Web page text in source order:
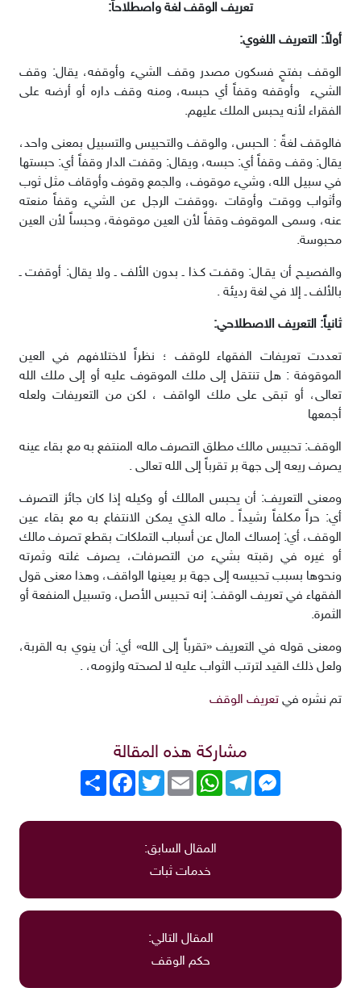
تعريف الوقف لغة واصطلاحاً:
أولاً: التعريف اللغوي:
الوقف بفتحٍ فسكون مصدر وقف الشيء وأوقفه، يقال: وقف
الشيء وأوقفه وقفاً أي حبسه، ومنه وقف داره أو أرضه على
الفقراء لأنه يحبس الملك عليهم.
فالوقف لغةً : الحبس، والوقف والتحبيس والتسبيل بمعنى واحد،
يقال: وقف وقفاً أي: حبسه، ويقال: وقفت الدار وقفاً أي: حبستها
في سبيل الله، وشيء موقوف، والجمع وقوف وأوقاف مثل ثوب
وأثواب ووقت وأوقات ،ووقفت الرجل عن الشيء وقفاً منعته
عنه، وسمى الموقوف وقفاً لأن العين موقوفة، وحبساً لأن العين
محبوسة.
والفصيـح أن يقـال: وقفـت كـذا ـ بدون الألف ـ ولا يقال: أوقفت ـ
بالألف ـ إلا في لغة رديئة .
ثانياً: التعريف الاصطلاحي:
تعددت تعريفات الفقهاء للوقف ؛ نظراً لاختلافهم في العين
الموقوفة : هل تنتقل إلى ملك الموقوف عليه أو إلى ملك الله
تعالى، أو تبقى على ملك الواقف ، لكن من التعريفات ولعله
أجمعها
الوقف: تحبيس مالك مطلق التصرف ماله المنتفع به مع بقاء عينه
يصرف ريعه إلى جهة بر تقرباً إلى الله تعالى .
ومعنى التعريف: أن يحبس المالك أو وكيله إذا كان جائز التصرف
أي: حراً مكلفاً رشيداً ـ ماله الذي يمكن الانتفاع به مع بقاء عين
الوقف، أي: إمساك المال عن أسباب التملكات بقطع تصرف مالك
أو غيره في رقبته بشيء من التصرفات، يصرف غلته وثمرته
ونحوها بسبب تحبيسه إلى جهة بر يعينها الواقف، وهذا معنى قول
الفقهاء في تعريف الوقف: إنه تحبيس الأصل، وتسبيل المنفعة أو
الثمرة.
ومعنى قوله في التعريف «تقرباً إلى الله» أي: أن ينوي به القربة،
ولعل ذلك القيد لترتب الثواب عليه لا لصحته ولزومه، .
تم نشره في تعريف الوقف
مشاركة هذه المقالة
انشر
FacebookTwitterEmail
WhatsAppTelegram
Messenger
المقال السابق:
خدمات ثبات
المقال التالي:
حكم الوقف